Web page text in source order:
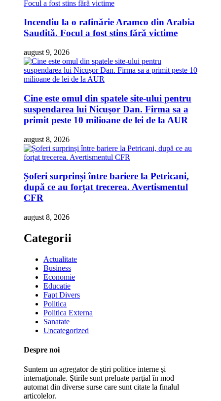
Incendiu la o rafinărie Aramco din Arabia
Saudită. Focul a fost stins fără victime
august 9, 2026
Cine este omul din spatele site-ului pentru
suspendarea lui Nicuşor Dan. Firma sa a
primit peste 10 milioane de lei de la AUR
august 8, 2026
Șoferi surprinși între bariere la Petricani,
după ce au forțat trecerea. Avertismentul
CFR
august 8, 2026
Categorii
Actualitate
Business
Economie
Educatie
Fapt Divers
Politica
Politica Externa
Sanatate
Uncategorized
Despre noi
Suntem un agregator de ştiri politice interne şi
internaţionale. Ştirile sunt preluate parţial în mod
automat din diverse surse care sunt citate la finalul
articolelor.